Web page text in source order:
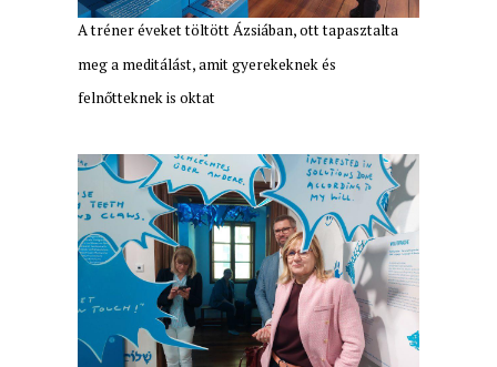
A tréner éveket töltött Ázsiában, ott tapasztalta
meg a meditálást, amit gyerekeknek és
felnőtteknek is oktat